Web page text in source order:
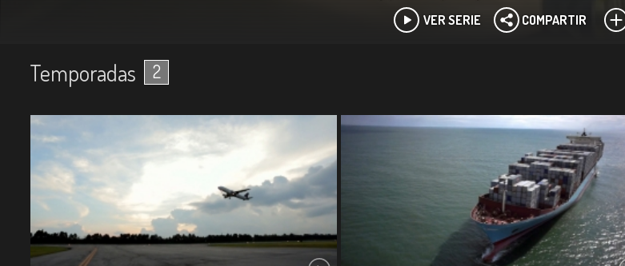
VER SERIE COMPARTIR
Temporadas 2